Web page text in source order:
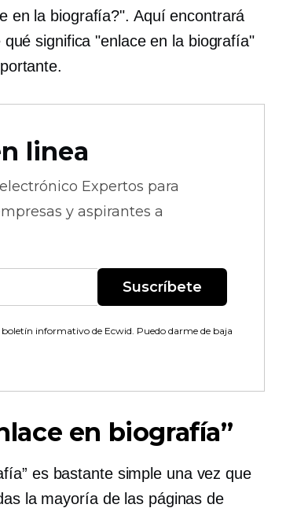
en la biografía?". Aquí encontrará
significa "enlace en la biografía"
linea
Expertos para
y aspirantes a
Suscríbete
informativo de Ecwid. Puedo darme de baja
en biografía”
es bastante simple una vez que
la mayoría de las páginas de